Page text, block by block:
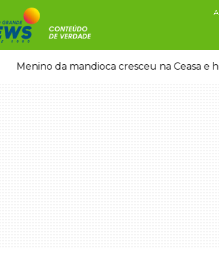
Menino da mandioca cresceu na Ceasa